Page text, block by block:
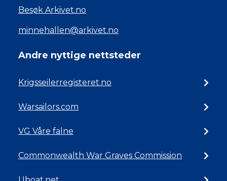
Besøk Arkivet.no
minnehallen@arkivet.no
Andre nyttige nettsteder
Krigsseilerregisteret.no
Warsailors.com
VG Våre falne
Commonwealth War Graves Commission